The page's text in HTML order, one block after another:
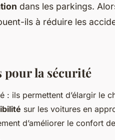
dans les parkings.
ils à réduire les
pour la sécurité
: ils permettent d’élargir le
sur les voitures en
d’améliorer le confort